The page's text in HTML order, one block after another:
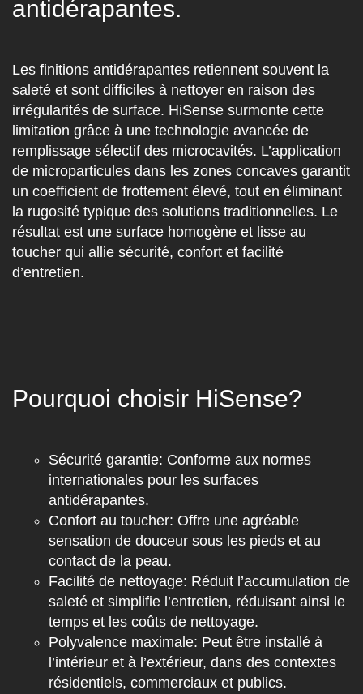
antidérapantes.
Les finitions antidérapantes retiennent souvent la
saleté et sont difficiles à nettoyer en raison des
irrégularités de surface. HiSense surmonte cette
limitation grâce à une technologie avancée de
remplissage sélectif des microcavités. L’application
de microparticules dans les zones concaves garantit
un coefficient de frottement élevé, tout en éliminant
la rugosité typique des solutions traditionnelles. Le
résultat est une surface homogène et lisse au
toucher qui allie sécurité, confort et facilité
d’entretien.
Pourquoi choisir HiSense?
Sécurité garantie: Conforme aux normes
internationales pour les surfaces
antidérapantes.
Confort au toucher: Offre une agréable
sensation de douceur sous les pieds et au
contact de la peau.
Facilité de nettoyage: Réduit l’accumulation de
saleté et simplifie l’entretien, réduisant ainsi le
temps et les coûts de nettoyage.
Polyvalence maximale: Peut être installé à
l’intérieur et à l’extérieur, dans des contextes
résidentiels, commerciaux et publics.